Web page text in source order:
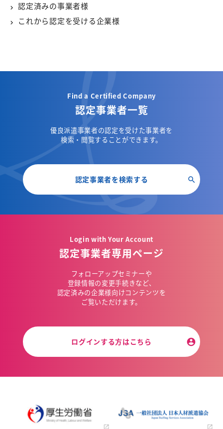
認定済みの事業者様
これから認定を受ける企業様
Find a Certified Company
認定事業者一覧
優良派遣事業者の認定を受けた事業者を
検索・閲覧することができます。
認定事業者を検索する
Login with Your Account
認定事業者専用ページ
フォローアップセミナーや
登録情報の変更手続きなど、
認定済みの企業様向けコンテンツを
ご覧いただけます。
ログインする方はこちら